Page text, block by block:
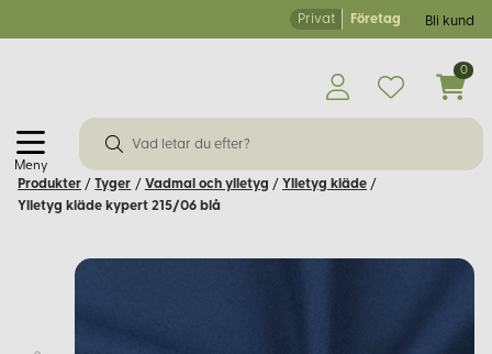
Privat Företag Bli kund
Meny
0
Produkter / Tyger / Vadmal och ylletyg / Ylletyg kläde /
Ylletyg kläde kypert 215/06 blå